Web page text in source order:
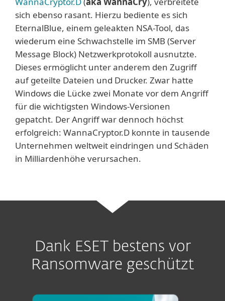
sich ebenso rasant. Hierzu bediente es sich
EternalBlue, einem geleakten NSA-Tool, das
wiederum eine Schwachstelle im SMB (Server
Message Block) Netzwerkprotokoll ausnutzte.
Dieses ermöglicht unter anderem den Zugriff
auf geteilte Dateien und Drucker. Zwar hatte
Windows die Lücke zwei Monate vor dem Angriff
für die wichtigsten Windows-Versionen
gepatcht. Der Angriff war dennoch höchst
erfolgreich: WannaCryptor.D konnte in tausende
Unternehmen weltweit eindringen und Schäden
in Milliardenhöhe verursachen.
Dank ESET bestens vor
Ransomware geschützt